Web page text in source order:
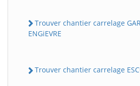
Trouver chantier carrelage
ENGiEVRE
Trouver chantier carrelage